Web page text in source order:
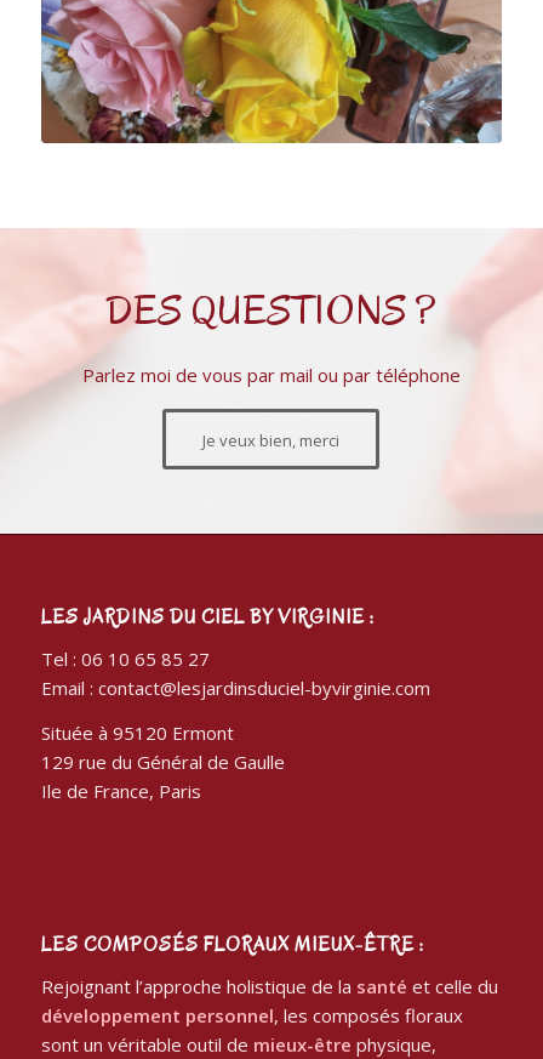
DES QUESTIONS ?
Parlez moi de vous par mail ou par téléphone
Je veux bien, merci
LES JARDINS DU CIEL BY VIRGINIE :
Tel : 06 10 65 85 27
Email : contact@lesjardinsduciel-byvirginie.com
Située à 95120 Ermont
129 rue du Général de Gaulle
Ile de France, Paris
LES COMPOSÉS FLORAUX MIEUX-ÊTRE :
Rejoignant l’approche holistique de la santé et celle du
développement personnel, les composés floraux
sont un véritable outil de mieux-être physique,